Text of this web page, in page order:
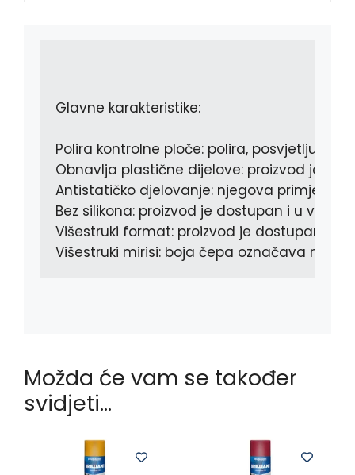
Glavne karakteristike:
Polira kontrolne ploče: polira, posvjetljuje i
Obnavlja plastične dijelove: proizvod je
Antistatičko djelovanje: njegova primjena
Bez silikona: proizvod je dostupan i u verziji
Višestruki format: proizvod je dostupan u
Višestruki mirisi: boja čepa označava
Možda će vam se također
svidjeti…